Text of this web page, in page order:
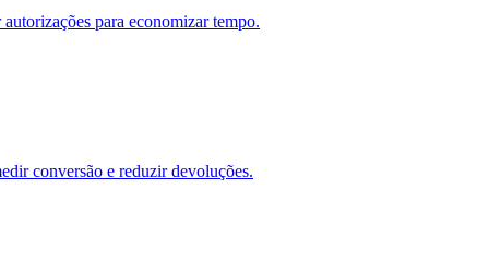
para economizar tempo.
conversão e reduzir devoluções.